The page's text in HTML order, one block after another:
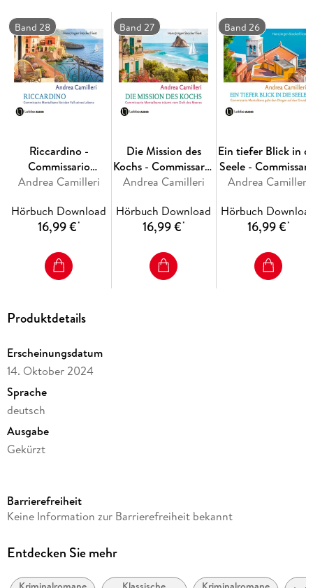
Band 28
Riccardino -
Commissario
Montalbano -
Montalbano löst den
Fall seines Lebens,
Andrea Camilleri
Hörbuch Download
16,99 €*
Band 27
Die Mission des
Kochs - Commissario
Montalbano, Teil 27
Andrea Camilleri
Hörbuch Download
16,99 €*
Band 26
Ein tiefer Blick in
Seele -
Montalbano, Band
Andrea Camilleri
Hörbuch
16,99 €*
Produktdetails
Erscheinungsdatum
14. Oktober 2024
Sprache
deutsch
Ausgabe
Gekürzt
Laufzeit
Altersempfehlung
Barrierefreiheit
Keine Information zur Barrierefreiheit bekannt
Entdecken Sie mehr